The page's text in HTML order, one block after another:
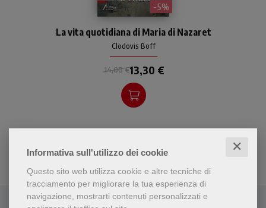
Informativa sull'utilizzo dei cookie ✕
Questo sito web utilizza cookie e altre tecniche di
tracciamento per migliorare la tua esperienza di
navigazione, mostrarti contenuti personalizzati e
- 5%
fondatezza teologica,
l'autore ci fa conoscere il
passato di Maria di Nazaret
e ci rende partecipi del suo
quotidiano.
La vita quotidiana di Maria di Nazaret
Clodovis Boff
14,00 €13,30 €